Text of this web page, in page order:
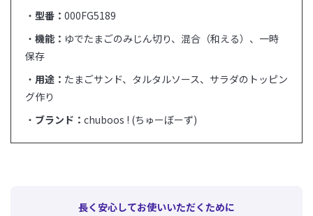
・ 型番： 000FG5189
・ 機能： ゆでたまごのみじん切り、混合（和える）、一時
保存
・ 用途： たまごサンド、タルタルソース、サラダのトッピン
グ作り
・ ブランド： chuboos ! (ちゅーぼーず)
長く安心してお使いいただくために